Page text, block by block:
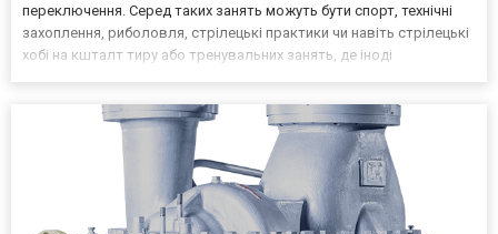
переключення. Серед таких занять можуть бути спорт, технічні
захоплення, риболовля, стрілецькі практики чи навіть стрілецькі
хобі на кшталт тиру або тренувальних занять, де іноді